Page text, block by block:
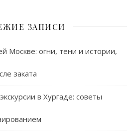
ЗАПИСИ
Москве: огни, тени и истории,
заката
в Хургаде: советы